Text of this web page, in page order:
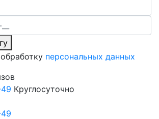
персональных данных
Круглосуточно